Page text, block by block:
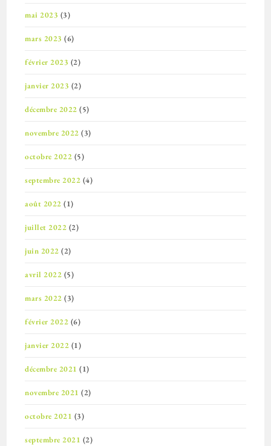
mai 2023 (3)
mars 2023 (6)
février 2023 (2)
janvier 2023 (2)
décembre 2022 (5)
novembre 2022 (3)
octobre 2022 (5)
septembre 2022 (4)
août 2022 (1)
juillet 2022 (2)
juin 2022 (2)
avril 2022 (5)
mars 2022 (3)
février 2022 (6)
janvier 2022 (1)
décembre 2021 (1)
novembre 2021 (2)
octobre 2021 (3)
septembre 2021 (2)